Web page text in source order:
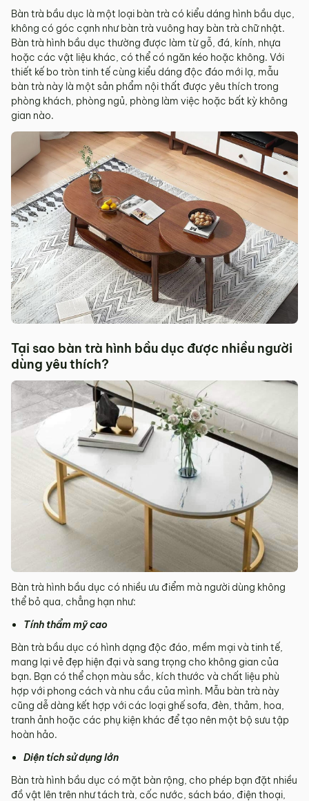
Bàn trà bầu dục là một loại bàn trà có kiểu dáng hình bầu dục,
không có góc cạnh như bàn trà vuông hay bàn trà chữ nhật.
Bàn trà hình bầu dục thường được làm từ gỗ, đá, kính, nhựa
hoặc các vật liệu khác, có thể có ngăn kéo hoặc không. Với
thiết kế bo tròn tinh tế cùng kiểu dáng độc đáo mới lạ, mẫu
bàn trà này là một sản phẩm nội thất được yêu thích trong
phòng khách, phòng ngủ, phòng làm việc hoặc bất kỳ không
gian nào.
Tại sao bàn trà hình bầu dục được nhiều người
dùng yêu thích?
Bàn trà hình bầu dục có nhiều ưu điểm mà người dùng không
thể bỏ qua, chẳng hạn như:
Tính thẩm mỹ cao
Bàn trà bầu dục có hình dạng độc đáo, mềm mại và tinh tế,
mang lại vẻ đẹp hiện đại và sang trọng cho không gian của
bạn. Bạn có thể chọn màu sắc, kích thước và chất liệu phù
hợp với phong cách và nhu cầu của mình. Mẫu bàn trà này
cũng dễ dàng kết hợp với các loại ghế sofa, đèn, thảm, hoa,
tranh ảnh hoặc các phụ kiện khác để tạo nên một bộ sưu tập
hoàn hảo.
Diện tích sử dụng lớn
Bàn trà hình bầu dục có mặt bàn rộng, cho phép bạn đặt nhiều
đồ vật lên trên như tách trà, cốc nước, sách báo, điện thoại,